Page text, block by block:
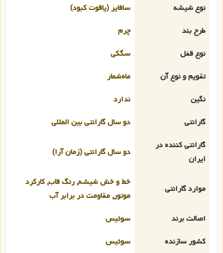
نوع شیشه
سافایر (یاقوت کبود)
طرح بند
چرم
نوع قفل
سگکی
تقویم و نوع آن
ماه‌شمار
نگین
ندارد
گارانتی
دو سال گارانتی بین المللی
گارانتی کننده در
ایران
دو سال گارانتی (زمان آرا)
موارد گارانتی
خط و خش شیشه, رنگ قاب, کارکرد
موتور, مقاومت در برابر آب
اصالت برند
سوئیس
کشور سازنده
سوئیس